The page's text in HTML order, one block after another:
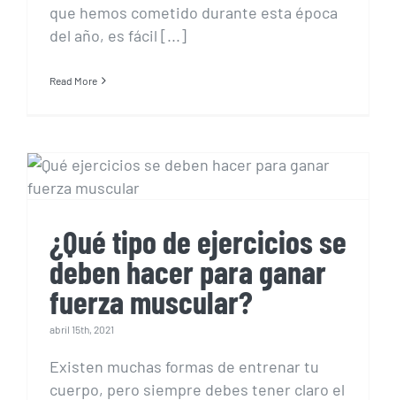
que hemos cometido durante esta época
del año, es fácil [...]
Read More
deben hacer para ganar
¿Qué tipo de ejercicios se
deben hacer para ganar
fuerza muscular?
abril 15th, 2021
Existen muchas formas de entrenar tu
cuerpo, pero siempre debes tener claro el